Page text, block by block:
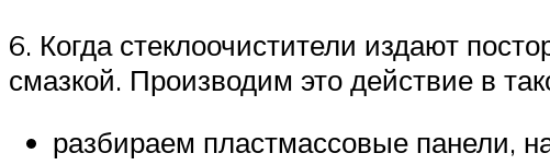
6. Когда стеклоочистители издают
смазкой. Производим это действие в
разбираем пластмассовые панели,